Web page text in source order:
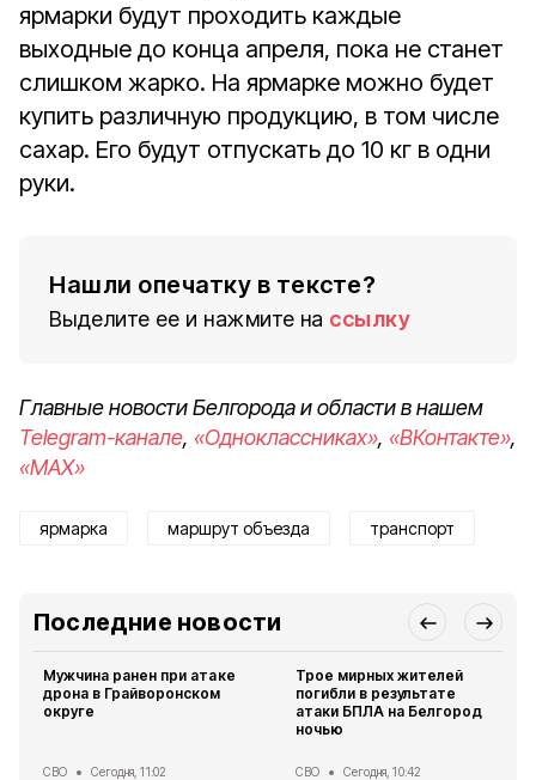
ярмарки будут проходить каждые
выходные до конца апреля, пока не станет
слишком жарко. На ярмарке можно будет
купить различную продукцию, в том числе
сахар. Его будут отпускать до 10 кг в одни
руки.
Нашли опечатку в тексте?
Выделите ее и нажмите на ссылку
Главные новости Белгорода и области в нашем
Telegram-канале, «Одноклассниках», «ВКонтакте»,
«MAX»
ярмарка маршрут объезда транспорт
Последние новости
Мужчина ранен при атаке
дрона в Грайворонском
округе
СВО Сегодня, 11:02
Трое мирных жителей
погибли в результате
атаки БПЛА на Белгород
ночью
СВО Сегодня, 10:42